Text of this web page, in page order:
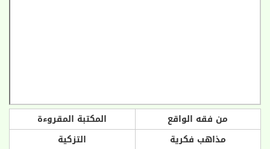
من فقه الواقع
المكتبة المقروءة
مذاهب فكرية
التزكية